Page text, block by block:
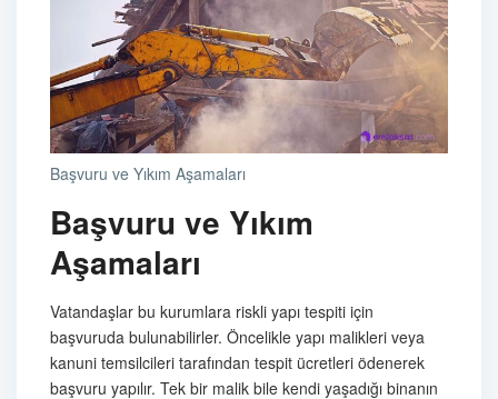
Başvuru ve Yıkım Aşamaları
Başvuru ve Yıkım
Aşamaları
Vatandaşlar bu kurumlara riskli yapı tespiti için
başvuruda bulunabilirler. Öncelikle yapı malikleri veya
kanuni temsilcileri tarafından tespit ücretleri ödenerek
başvuru yapılır. Tek bir malik bile kendi yaşadığı binanın